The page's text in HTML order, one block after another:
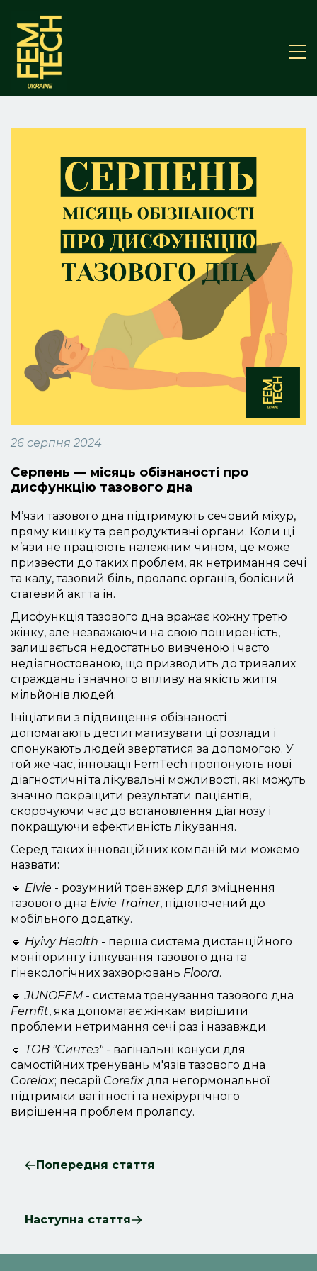
26 серпня 2024
Серпень — місяць обізнаності про
дисфункцію тазового дна
М’язи тазового дна підтримують сечовий міхур,
пряму кишку та репродуктивні органи. Коли ці
м’язи не працюють належним чином, це може
призвести до таких проблем, як нетримання сечі
та калу, тазовий біль, пролапс органів, болісний
статевий акт та ін.
Дисфункція тазового дна вражає кожну третю
жінку, але незважаючи на свою поширеність,
залишається недостатньо вивченою і часто
недіагностованою, що призводить до тривалих
страждань і значного впливу на якість життя
мільйонів людей.
Ініціативи з підвищення обізнаності
допомагають дестигматизувати ці розлади і
спонукають людей звертатися за допомогою. У
той же час, інновації FemTech пропонують нові
діагностичні та лікувальні можливості, які можуть
значно покращити результати пацієнтів,
скорочуючи час до встановлення діагнозу і
покращуючи ефективність лікування.
Серед таких інноваційних компаній ми можемо
назвати:
🔹 Elvie - розумний тренажер для зміцнення
тазового дна Elvie Trainer, підключений до
мобільного додатку.
🔹 Hyivy Health - перша система дистанційного
моніторингу і лікування тазового дна та
гінекологічних захворювань Floora.
🔹JUNOFEM - система тренування тазового дна
Femfit, яка допомагає жінкам вирішити
проблеми нетримання сечі раз і назавжди.
🔹 ТОВ "Синтез"- вагінальні конуси для
самостійних тренувань м'язів тазового дна
Corelax; песарії Corefix для негормональної
підтримки вагітності та нехірургічного
вирішення проблем пролапсу.
Попередня стаття
Наступна стаття